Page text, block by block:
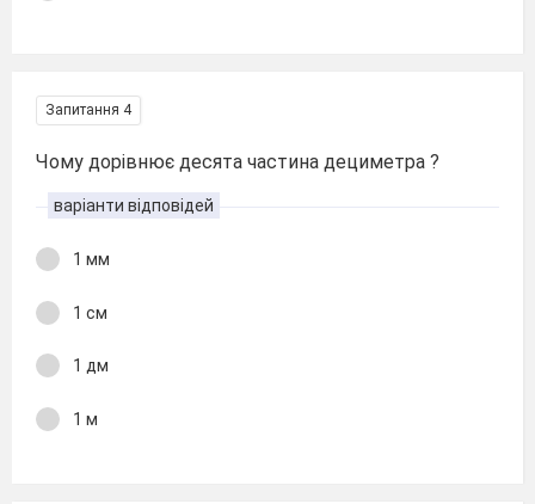
Запитання 4
Чому дорівнює десята частина дециметра ?
варіанти відповідей
1 мм
1 см
1 дм
1 м